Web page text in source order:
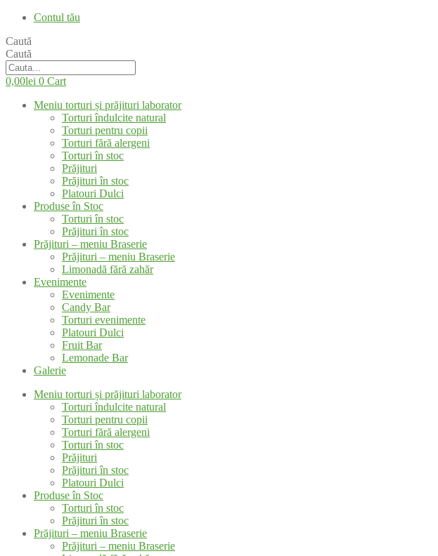
Contul tău
Caută
Caută
0,00lei 0 Cart
Meniu torturi și prăjituri laborator
Torturi îndulcite natural
Torturi pentru copii
Torturi fără alergeni
Torturi în stoc
Prăjituri
Prăjituri în stoc
Platouri Dulci
Produse în Stoc
Torturi în stoc
Prăjituri în stoc
Prăjituri – meniu Braserie
Prăjituri – meniu Braserie
Limonadă fără zahăr
Evenimente
Evenimente
Candy Bar
Torturi evenimente
Platouri Dulci
Fruit Bar
Lemonade Bar
Galerie
Meniu torturi și prăjituri laborator
Torturi îndulcite natural
Torturi pentru copii
Torturi fără alergeni
Torturi în stoc
Prăjituri
Prăjituri în stoc
Platouri Dulci
Produse în Stoc
Torturi în stoc
Prăjituri în stoc
Prăjituri – meniu Braserie
Prăjituri – meniu Braserie